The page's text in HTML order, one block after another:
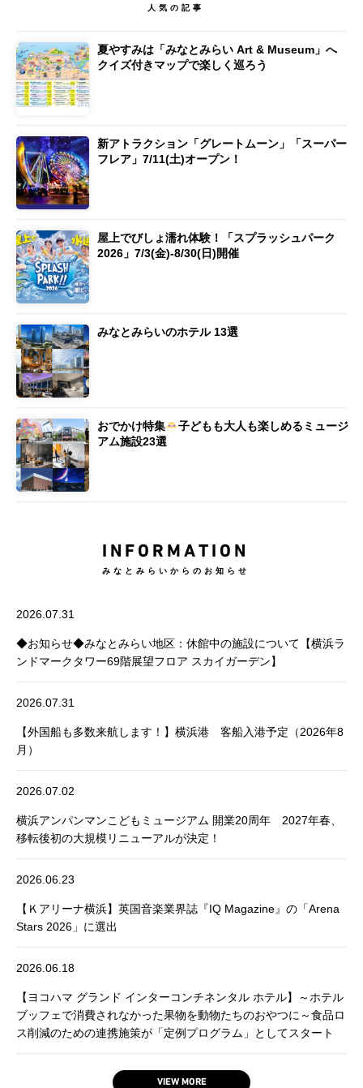
人気の記事
夏やすみは「みなとみらい Art & Museum」へ
クイズ付きマップで楽しく巡ろう
新アトラクション「グレートムーン」「スーパー
フレア」7/11(土)オープン！
屋上でびしょ濡れ体験！「スプラッシュパーク
2026」7/3(金)-8/30(日)開催
みなとみらいのホテル 13選
おでかけ特集
子どもも大人も楽しめるミュージ
アム施設23選
INFORMATION
みなとみらいからのお知らせ
2026.07.31
◆お知らせ◆みなとみらい地区：休館中の施設について【横浜ラ
ンドマークタワー69階展望フロア スカイガーデン】
2026.07.31
【外国船も多数来航します！】横浜港 客船入港予定（2026年8
月）
2026.07.02
横浜アンパンマンこどもミュージアム 開業20周年 2027年春、
移転後初の大規模リニューアルが決定！
2026.06.23
【Ｋアリーナ横浜】英国音楽業界誌『IQ Magazine』の「Arena
Stars 2026」に選出
2026.06.18
【ヨコハマ グランド インターコンチネンタル ホテル】～ホテル
ブッフェで消費されなかった果物を動物たちのおやつに～食品ロ
ス削減のための連携施策が「定例プログラム」としてスタート
VIEW MORE